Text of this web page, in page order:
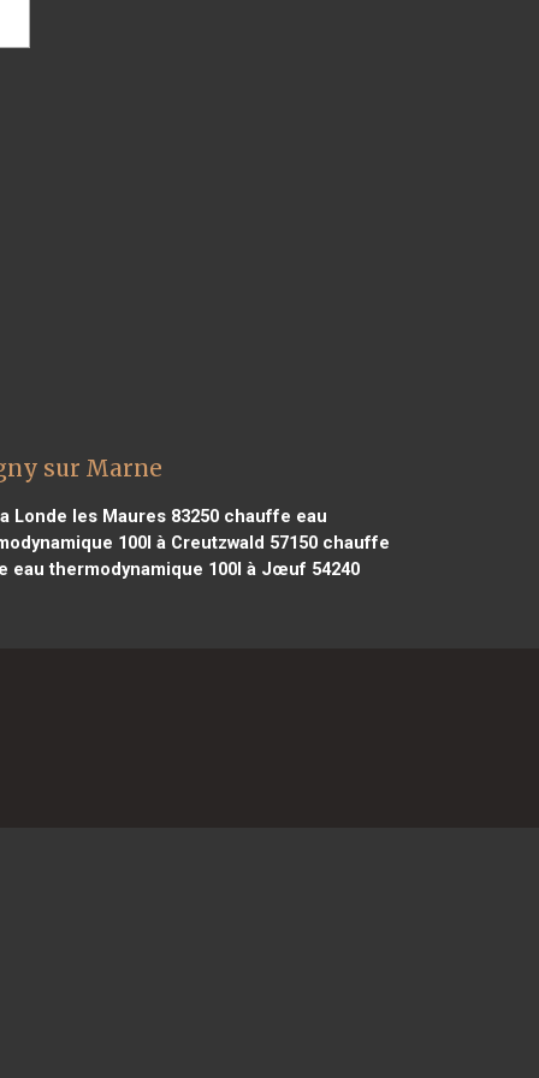
sur Marne
Londe les Maures 83250 chauffe eau
100l à Creutzwald 57150 chauffe
thermodynamique 100l à Jœuf 54240